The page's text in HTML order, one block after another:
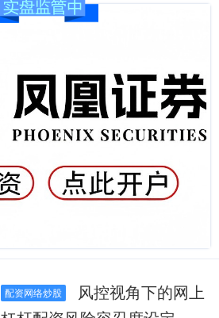
配资网络炒股